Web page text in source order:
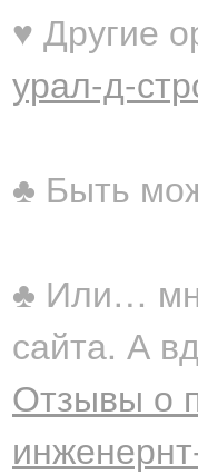
♥ Другие
урал-д-
♣ Быть
♣ Или…
сайта. А
Отзывы о